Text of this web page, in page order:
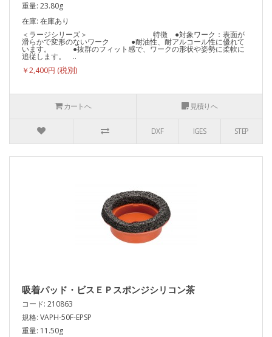
重量: 23.80g
在庫: 在庫あり
＜ラージシリーズ＞ 特徴 ●対象ワーク：表面が
滑らかで変形のないワーク ●耐油性、耐アルコール性に優れて
います。 ●抜群のフィット感で、ワークの形状や姿勢に柔軟に
追従します。 ..
￥2,400円
カートへ 見積りへ
DXF IGES STEP
吸着パッド・ビスＥＰスポンジシリコン茶
コード: 210863
規格: VAPH-50F-EPSP
重量: 11.50g